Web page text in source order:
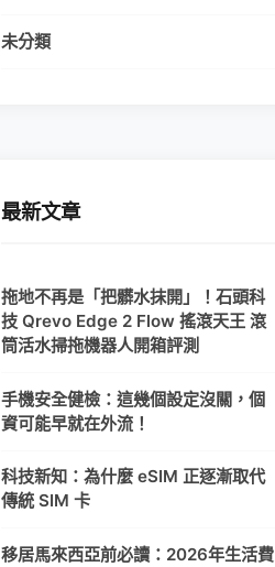
未分類
最新文章
拖地不再是「把髒水抹開」！石頭科
技 Qrevo Edge 2 Flow 搖滾天王 滾
筒活水掃拖機器人開箱評測
手機安全健檢：這幾個設定沒關，個
資可能早就在外流！
科技新知：為什麼 eSIM 正逐漸取代
傳統 SIM 卡
移居馬來西亞前必讀：2026年生活費